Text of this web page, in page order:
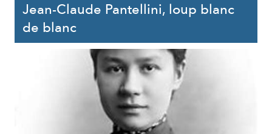
Jean-Claude Pantellini, loup blanc
de blanc